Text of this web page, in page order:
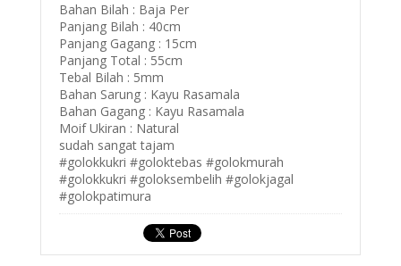
Bahan Bilah : Baja Per
Panjang Bilah : 40cm
Panjang Gagang : 15cm
Panjang Total : 55cm
Tebal Bilah : 5mm
Bahan Sarung : Kayu Rasamala
Bahan Gagang : Kayu Rasamala
Moif Ukiran : Natural
sudah sangat tajam
#golokkukri #goloktebas #golokmurah
#golokkukri #goloksembelih #golokjagal
#golokpatimura